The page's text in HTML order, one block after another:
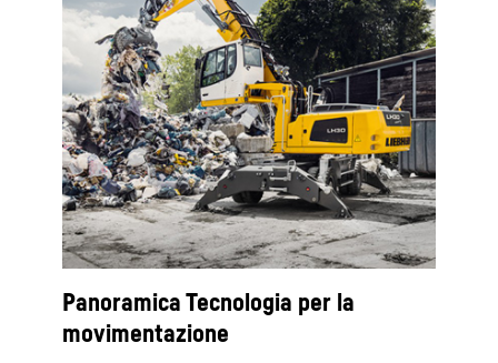
Panoramica Tecnologia per la
movimentazione